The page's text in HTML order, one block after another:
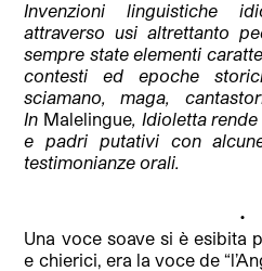
Invenzioni linguistiche
attraverso usi altrettanto
sempre state elementi
contesti ed epoche
sciamano, maga,
In Malelingue, Idioletta
e padri putativi con
testimonianze orali.
•
Una voce soave si è esibita
e chierici, era la voce de